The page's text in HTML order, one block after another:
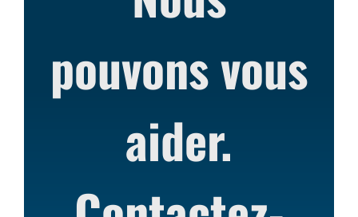
pouvons vous
aider.